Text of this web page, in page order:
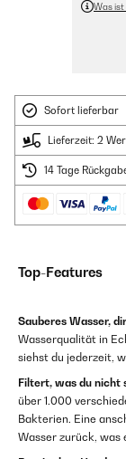
Was ist
Sofort lieferbar
Lieferzeit: 2
14 Tage
Top-Features
Sauberes Wasser,
Wasserqualität in
siehst du jederzeit,
Filtert, was du nicht
über 1.000
Bakterien. Eine
Wasser zurück, was